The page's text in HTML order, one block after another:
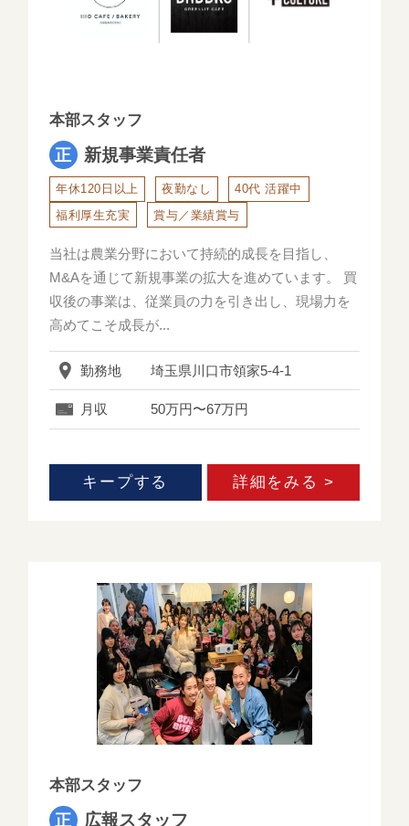
本部スタッフ
新規事業責任者
年休120日以上 夜勤なし
40代 活躍中
福利厚生充実
賞与／業績賞与
当社は農業分野において持続的成長を目指し、
M&Aを通じて新規事業の拡大を進めています。 買
収後の事業は、従業員の力を引き出し、現場力を
高めてこそ成長が...
勤務地 埼玉県川口市領家5-4-1
月収 50万円〜67万円
キープする 詳細をみる >
本部スタッフ
広報スタッフ